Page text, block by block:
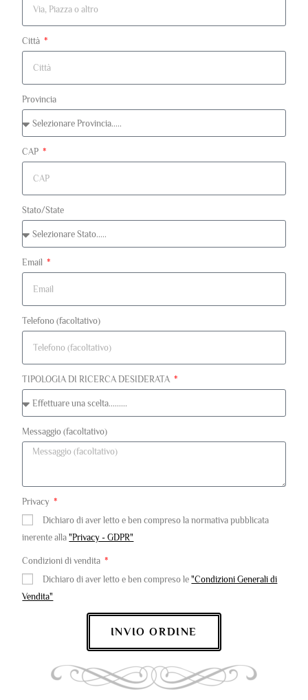
Città
Provincia
CAP
Stato/State
Email
Telefono (facoltativo)
TIPOLOGIA DI RICERCA DESIDERATA
Messaggio (facoltativo)
Privacy
Dichiaro di aver letto e ben compreso la normativa pubblicata
inerente alla"Privacy - GDPR"
Condizioni di vendita
Dichiaro di aver letto e ben compreso le"Condizioni Generali di
Vendita"
INVIO ORDINE